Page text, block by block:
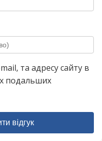
та адресу сайту в
подальших
відгук